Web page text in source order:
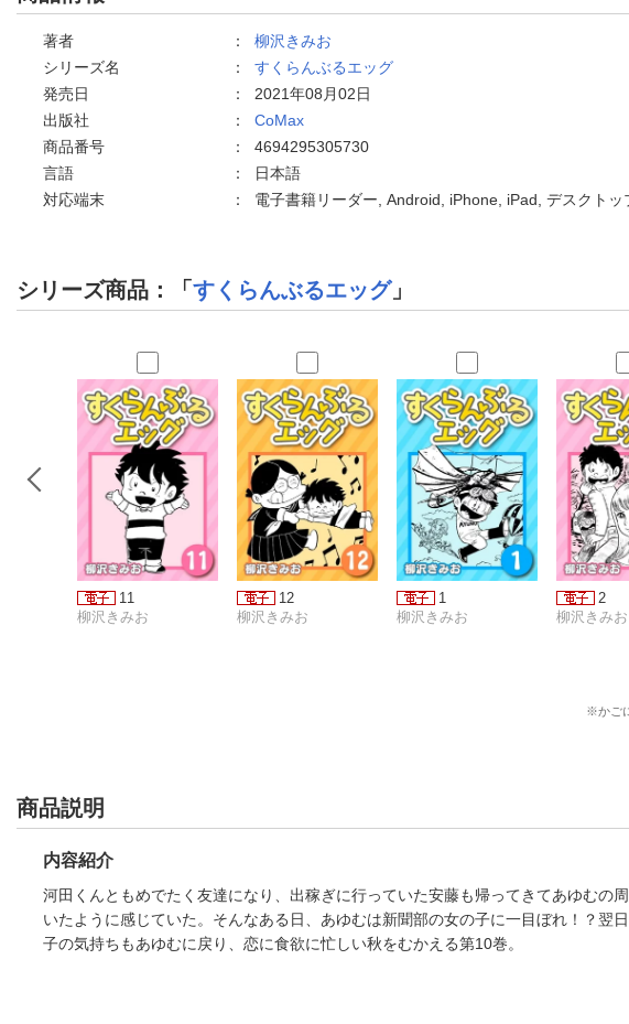
著者 ： 柳沢きみお
シリーズ名
： すくらんぶるエッグ
発売日
： 2021年08月02日
出版社
： CoMax
商品番号
： 4694295305730
言語
：
日本語
対応端末
： 電子書籍リーダー, Android, iPhone, iPad, デスクト
シリーズ商品：「すくらんぶるエッグ」
11
柳沢きみお
12
柳沢きみお
1
柳沢きみお
2
柳沢きみお
※かご
商品説明
内容紹介
河田くんともめでたく友達になり、出稼ぎに行っていた安藤も帰ってきてあゆむの
いたように感じていた。そんなある日、あゆむは新聞部の女の子に一目ぼれ！？
子の気持ちもあゆむに戻り、恋に食欲に忙しい秋をむかえる第10巻。